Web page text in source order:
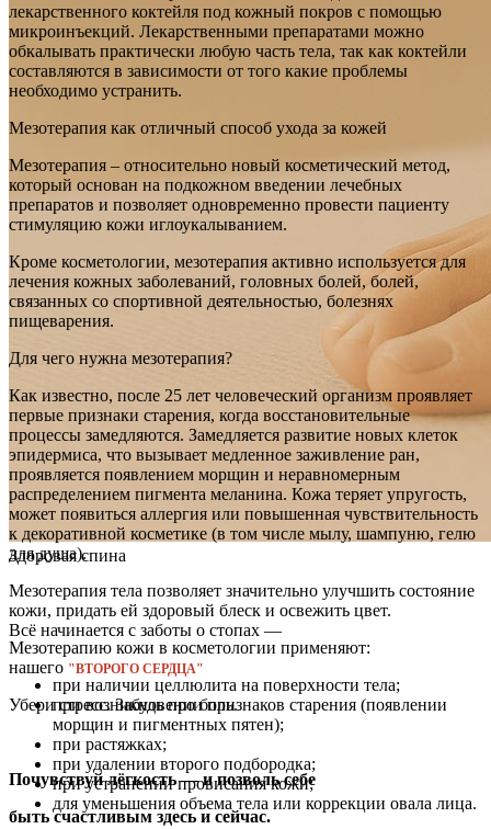
Здоровая спина
Всё начинается с заботы о стопах —
нашего "ВТОРОГО СЕРДЦА"
Убери стресс. Забудь про боль.
Почувствуй лёгкость — и позволь себе
быть счастливым здесь и сейчас.
лекарственного коктейля под кожный покров с помощью
микроинъекций. Лекарственными препаратами можно
обкалывать практически любую часть тела, так как коктейли
составляются в зависимости от того какие проблемы
необходимо устранить.
Мезотерапия как отличный способ ухода за кожей
Мезотерапия – относительно новый косметический метод,
который основан на подкожном введении лечебных
препаратов и позволяет одновременно провести пациенту
стимуляцию кожи иглоукалыванием.
Кроме косметологии, мезотерапия активно используется для
лечения кожных заболеваний, головных болей, болей,
связанных со спортивной деятельностью, болезнях
пищеварения.
Для чего нужна мезотерапия?
Как известно, после 25 лет человеческий организм проявляет
первые признаки старения, когда восстановительные
процессы замедляются. Замедляется развитие новых клеток
эпидермиса, что вызывает медленное заживление ран,
проявляется появлением морщин и неравномерным
распределением пигмента меланина. Кожа теряет упругость,
может появиться аллергия или повышенная чувствительность
к декоративной косметике (в том числе мылу, шампуню, гелю
для душа).
Мезотерапия тела позволяет значительно улучшить состояние
кожи, придать ей здоровый блеск и освежить цвет.
Мезотерапию кожи в косметологии применяют:
при наличии целлюлита на поверхности тела;
при возникновении признаков старения (появлении
морщин и пигментных пятен);
при растяжках;
при удалении второго подбородка;
при устранении провисания кожи;
для уменьшения объема тела или коррекции овала лица.